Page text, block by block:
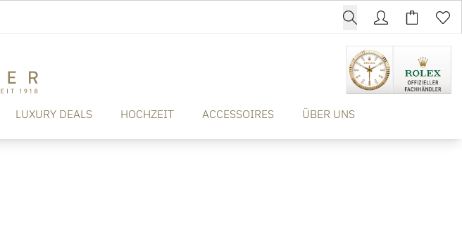
LUXURY DEALS HOCHZEIT ACCESSOIRES ÜBER UNS